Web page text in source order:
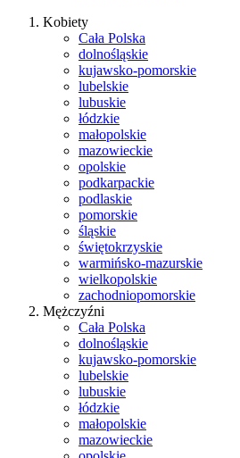
Kobiety
Cała Polska
dolnośląskie
kujawsko-pomorskie
lubelskie
lubuskie
łódzkie
małopolskie
mazowieckie
opolskie
podkarpackie
podlaskie
pomorskie
śląskie
świętokrzyskie
warmińsko-mazurskie
wielkopolskie
zachodniopomorskie
Mężczyźni
Cała Polska
dolnośląskie
kujawsko-pomorskie
lubelskie
lubuskie
łódzkie
małopolskie
mazowieckie